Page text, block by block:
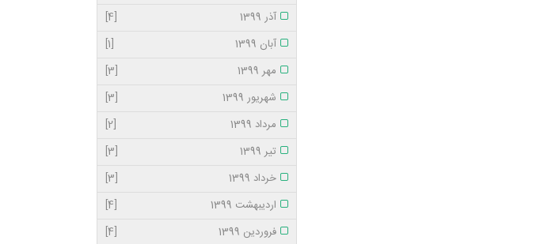
آذر 1399
[4]
آبان 1399
[1]
مهر 1399
[3]
شهریور 1399
[3]
مرداد 1399
[2]
تیر 1399
[3]
خرداد 1399
[3]
اردیبهشت 1399
[4]
فروردین 1399
[4]